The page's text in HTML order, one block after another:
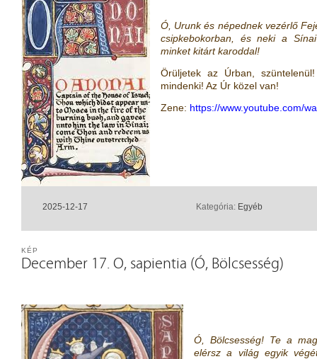
Ó, Urunk és népednek vezérlő
csipkebokorban, és neki a
minket kitárt karoddal!
Örüljetek az Úrban,
mindenki! Az Úr közel van!
Zene: https://www.youtube.com/
2025-12-17 Kategória: Egyéb
December 17. O, sapientia (Ó, Bölcsesség)
KÉP
Ó, Bölcsesség! Te a
elérsz a világ egyik